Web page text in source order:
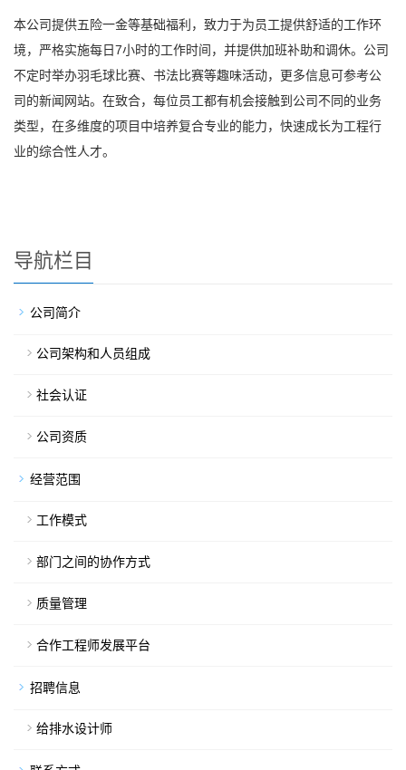
本公司提供五险一金等基础福利，致力于为员工提供舒适的工作环
境，严格实施每日7小时的工作时间，并提供加班补助和调休。公司
不定时举办羽毛球比赛、书法比赛等趣味活动，更多信息可参考公
司的新闻网站。在致合，每位员工都有机会接触到公司不同的业务
类型，在多维度的项目中培养复合专业的能力，快速成长为工程行
业的综合性人才。
导航栏目
公司简介
公司架构和人员组成
社会认证
公司资质
经营范围
工作模式
部门之间的协作方式
质量管理
合作工程师发展平台
招聘信息
给排水设计师